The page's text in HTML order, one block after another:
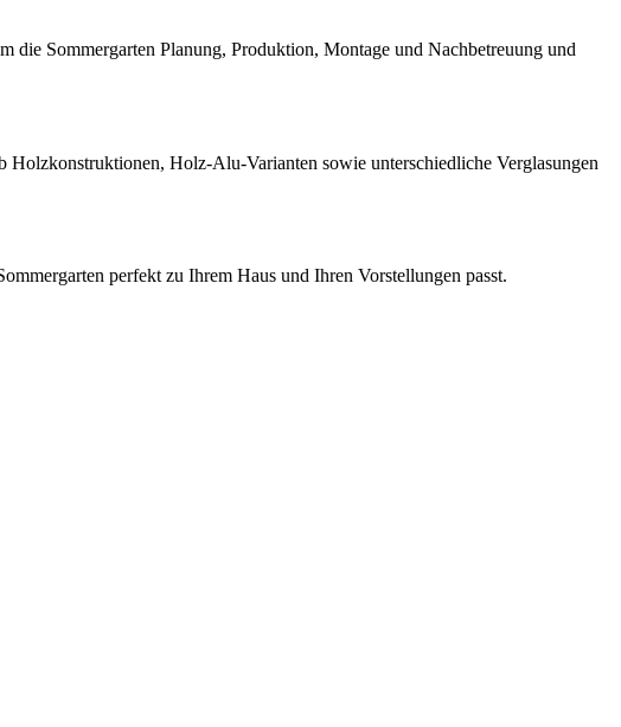
die Sommergarten Planung, Produktion, Montage und Nachbetreuung und
Holz-Alu-Varianten sowie unterschiedliche Verglasungen
perfekt zu Ihrem Haus und Ihren Vorstellungen passt.